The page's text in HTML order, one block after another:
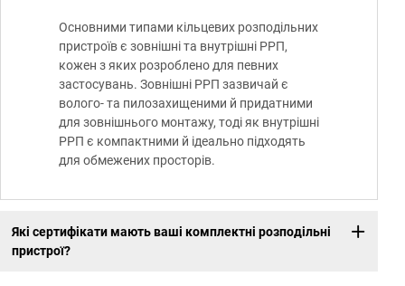
Основними типами кільцевих розподільних
пристроїв є зовнішні та внутрішні РРП,
кожен з яких розроблено для певних
застосувань. Зовнішні РРП зазвичай є
волого- та пилозахищеними й придатними
для зовнішнього монтажу, тоді як внутрішні
РРП є компактними й ідеально підходять
для обмежених просторів.
Які сертифікати мають ваші комплектні розподільні
пристрої?